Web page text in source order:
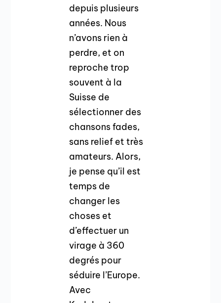
depuis plusieurs
années. Nous
n’avons rien à
perdre, et on
reproche trop
souvent à la
Suisse de
sélectionner des
chansons fades,
sans relief et très
amateurs. Alors,
je pense qu’il est
temps de
changer les
choses et
d’effectuer un
virage à 360
degrés pour
séduire l’Europe.
Avec